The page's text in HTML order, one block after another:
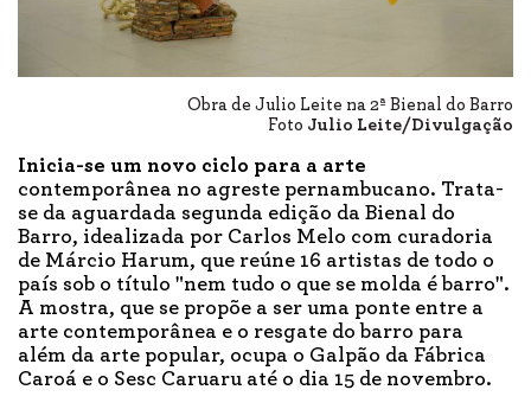
Obra de Julio Leite na 2ª Bienal do Barro
Foto Julio Leite/Divulgação
Inicia-se um novo ciclo para a arte
contemporânea no agreste pernambucano. Trata-
se da aguardada segunda edição da Bienal do
Barro, idealizada por Carlos Melo com curadoria
de Márcio Harum, que reúne 16 artistas de todo o
país sob o título "nem tudo o que se molda é barro".
A mostra, que se propõe a ser uma ponte entre a
arte contemporânea e o resgate do barro para
além da arte popular, ocupa o Galpão da Fábrica
Caroá e o Sesc Caruaru até o dia 15 de novembro.